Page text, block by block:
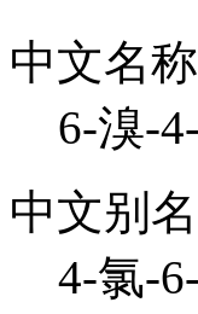
中文名称
6-溴-
中文别名
4-氯-